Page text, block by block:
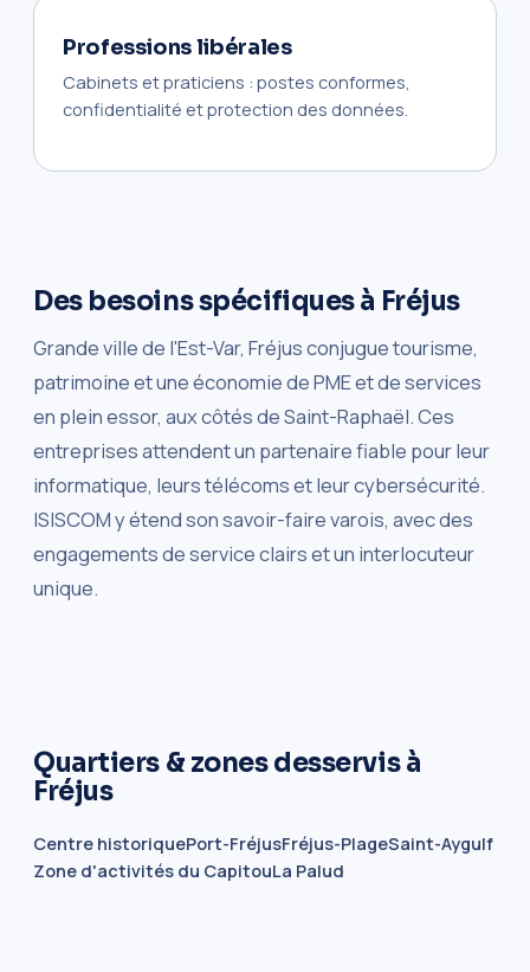
Professions libérales
Cabinets et praticiens : postes conformes,
confidentialité et protection des données.
Des besoins spécifiques à Fréjus
Grande ville de l'Est-Var, Fréjus conjugue tourisme,
patrimoine et une économie de PME et de services
en plein essor, aux côtés de Saint-Raphaël. Ces
entreprises attendent un partenaire fiable pour leur
informatique, leurs télécoms et leur cybersécurité.
ISISCOM y étend son savoir-faire varois, avec des
engagements de service clairs et un interlocuteur
unique.
Quartiers & zones desservis à
Fréjus
Centre historiquePort-FréjusFréjus-PlageSaint-Aygulf
Zone d'activités du CapitouLa Palud